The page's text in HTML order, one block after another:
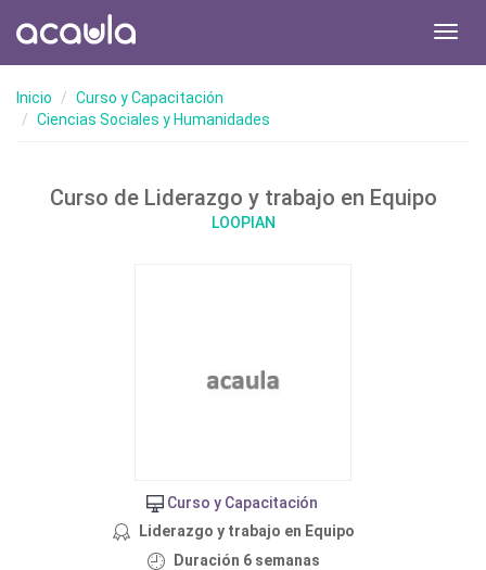
Inicio
Curso y Capacitación
Ciencias Sociales y Humanidades
Curso de Liderazgo y trabajo en Equipo
LOOPIAN
Curso y Capacitación
Liderazgo y trabajo en Equipo
Duración 6 semanas